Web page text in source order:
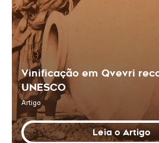
Vinificação em Qvevri
UNESCO
Artigo
Leia o Artigo